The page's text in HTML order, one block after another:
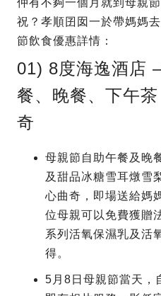
祝？孝順囝囡一於帶媽媽
節飲食優惠詳情：
01) 8度海逸酒店
餐、晚餐、下午
奇
母親節自助午餐及晚
及甜品冰糖雪耳燉雪
心曲奇，即場送給媽
位母親可以免費獲贈
系列活氧保濕乳及活
得。
5月8日母親節當天，